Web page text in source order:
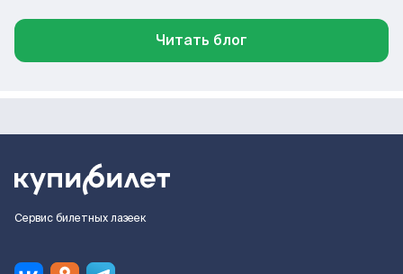
Читать блог
Сервис билетных лазеек